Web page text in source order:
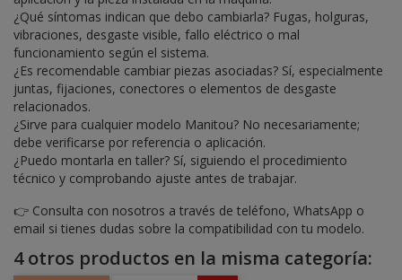
¿Qué síntomas indican que debo cambiarla? Fugas, holguras,
vibraciones, desgaste visible, fallo eléctrico o mal
funcionamiento según el sistema.
¿Es recomendable cambiar piezas asociadas? Sí, especialmente
juntas, fijaciones, conectores o elementos de desgaste
relacionados.
¿Sirve para cualquier modelo Manitou? No necesariamente;
debe verificarse por referencia o aplicación.
¿Puedo montarla en taller? Sí, siguiendo el procedimiento
técnico y comprobando ajuste antes de trabajar.
👉 Consulta con nosotros a través de teléfono, WhatsApp o
email si tienes dudas sobre la compatibilidad con tu modelo.
4 otros productos en la misma categoría: